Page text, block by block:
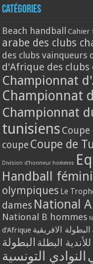
Catégories
Beach handball Cahier
arabe des clubs
des clubs vainqueurs
d'Afrique des clubs
Championnat
Championnat
Championnat
tunisiens
coupe Coupe de
Division d'honneur hommes
Handball
olympiques Le
dames National
National B hommes
d'Afrique البطولة الافريقية
البطلة البطولة
النوادي التونسية